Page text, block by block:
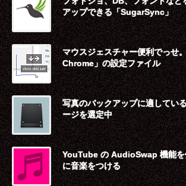
アップできる「SugarSync」
マウスジェスチャー便利でっせ
Chrome」の設定ファイル
写真のバックアップに適してい
ージを選定中
YouTube の AudioSwap 機能を
に音楽をつける